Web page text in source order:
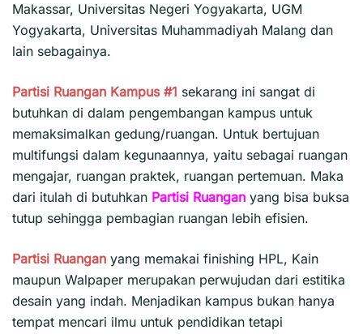
Makassar, Universitas Negeri Yogyakarta, UGM
Yogyakarta, Universitas Muhammadiyah Malang dan
lain sebagainya.
Partisi Ruangan Kampus #1 sekarang ini sangat di
butuhkan di dalam pengembangan kampus untuk
memaksimalkan gedung/ruangan. Untuk bertujuan
multifungsi dalam kegunaannya, yaitu sebagai ruangan
mengajar, ruangan praktek, ruangan pertemuan. Maka
dari itulah di butuhkan Partisi Ruangan yang bisa buksa
tutup sehingga pembagian ruangan lebih efisien.
Partisi Ruangan yang memakai finishing HPL, Kain
maupun Walpaper merupakan perwujudan dari estitika
desain yang indah. Menjadikan kampus bukan hanya
tempat mencari ilmu untuk pendidikan tetapi